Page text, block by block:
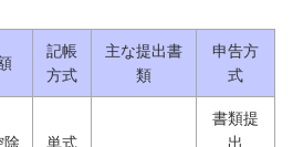
記帳
方式
主な提出書
類
申告方
式
除
単式
書類提
出